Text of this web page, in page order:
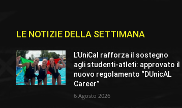
LE NOTIZIE DELLA SETTIMANA
L’UniCal rafforza il sostegno
agli studenti-atleti: approvato il
nuovo regolamento “DUnicAL
Career”
6 Agosto 2026